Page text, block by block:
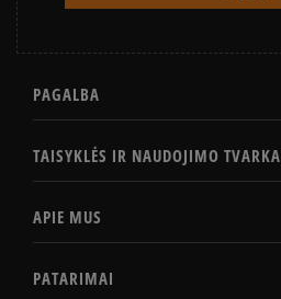
PAGALBA
TAISYKLĖS IR NAUDOJIMO TVARKA
APIE MUS
PATARIMAI